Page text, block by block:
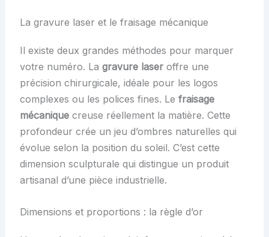
La gravure laser et le fraisage mécanique
Il existe deux grandes méthodes pour marquer
votre numéro. La gravure laseroffre une
précision chirurgicale, idéale pour les logos
complexes ou les polices fines. Le fraisage
mécaniquecreuse réellement la matière. Cette
profondeur crée un jeu d’ombres naturelles qui
évolue selon la position du soleil. C’est cette
dimension sculpturale qui distingue un produit
artisanal d’une pièce industrielle.
Dimensions et proportions : la règle d’or